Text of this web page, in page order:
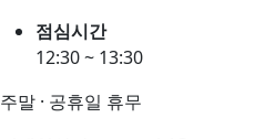
점심시간
12:30 ~ 13:30
주말 · 공휴일 휴무